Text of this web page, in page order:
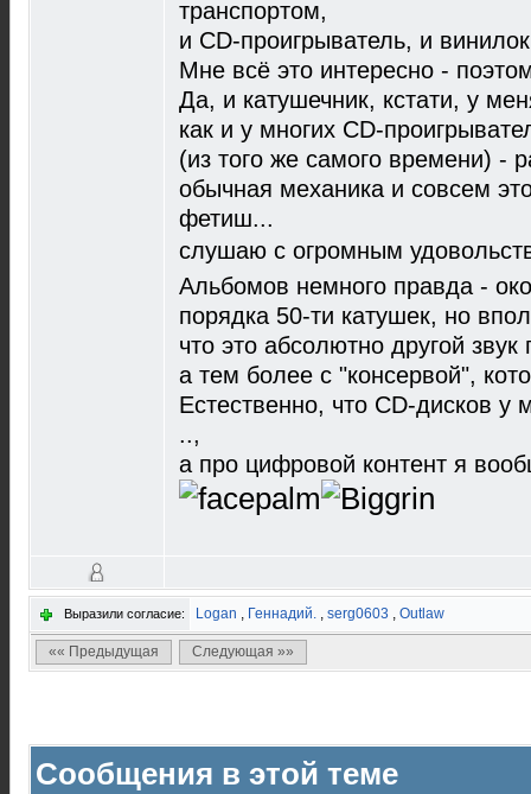
транспортом,
и CD-проигрыватель, и
Мне всё это интересно -
Да, и катушечник, кстати, у
как и у многих CD-
(из того же самого времени) -
обычная механика и совсем
фетиш...
слушаю с огромным
Альбомов немного правда -
порядка 50-ти катушек, но
что это абсолютно другой
а тем более с "консервой",
Естественно, что CD-дисков
..,
а про цифровой контент я
Выразили согласие: Logan , Геннадий. , serg0603 , Outlaw
«« Предыдущая Следующая »»
Сообщения в этой теме